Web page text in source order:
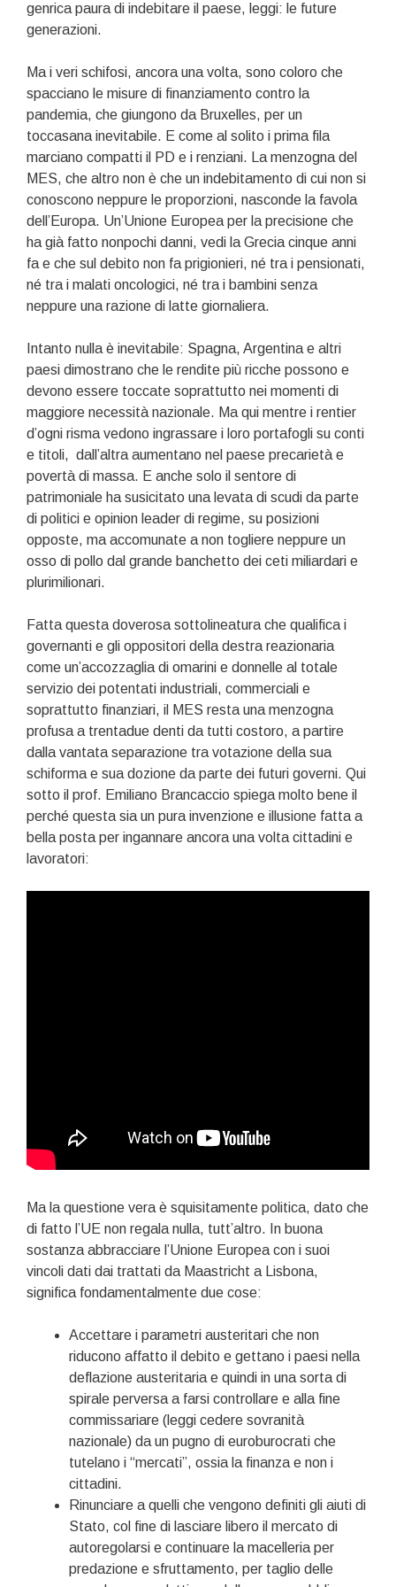
genrica paura di indebitare il paese, leggi: le future
generazioni.
Ma i veri schifosi, ancora una volta, sono coloro che
spacciano le misure di finanziamento contro la
pandemia, che giungono da Bruxelles, per un
toccasana inevitabile. E come al solito i prima fila
marciano compatti il PD e i renziani. La menzogna del
MES, che altro non è che un indebitamento di cui non si
conoscono neppure le proporzioni, nasconde la favola
dell’Europa. Un’Unione Europea per la precisione che
ha già fatto nonpochi danni, vedi la Grecia cinque anni
fa e che sul debito non fa prigionieri, né tra i pensionati,
né tra i malati oncologici, né tra i bambini senza
neppure una razione di latte giornaliera.
Intanto nulla è inevitabile: Spagna, Argentina e altri
paesi dimostrano che le rendite più ricche possono e
devono essere toccate soprattutto nei momenti di
maggiore necessità nazionale. Ma qui mentre i rentier
d’ogni risma vedono ingrassare i loro portafogli su conti
e titoli, dall’altra aumentano nel paese precarietà e
povertà di massa. E anche solo il sentore di
patrimoniale ha susicitato una levata di scudi da parte
di politici e opinion leader di regime, su posizioni
opposte, ma accomunate a non togliere neppure un
osso di pollo dal grande banchetto dei ceti miliardari e
plurimilionari.
Fatta questa doverosa sottolineatura che qualifica i
governanti e gli oppositori della destra reazionaria
come un’accozzaglia di omarini e donnelle al totale
servizio dei potentati industriali, commerciali e
soprattutto finanziari, il MES resta una menzogna
profusa a trentadue denti da tutti costoro, a partire
dalla vantata separazione tra votazione della sua
schiforma e sua dozione da parte dei futuri governi. Qui
sotto il prof. Emiliano Brancaccio spiega molto bene il
perché questa sia un pura invenzione e illusione fatta a
bella posta per ingannare ancora una volta cittadini e
lavoratori:
Ma la questione vera è squisitamente politica, dato che
di fatto l’UE non regala nulla, tutt’altro. In buona
sostanza abbracciare l’Unione Europea con i suoi
vincoli dati dai trattati da Maastricht a Lisbona,
significa fondamentalmente due cose:
Accettare i parametri austeritari che non
riducono affatto il debito e gettano i paesi nella
deflazione austeritaria e quindi in una sorta di
spirale perversa a farsi controllare e alla fine
commissariare (leggi cedere sovranità
nazionale) da un pugno di euroburocrati che
tutelano i “mercati”, ossia la finanza e non i
cittadini.
Rinunciare a quelli che vengono definiti gli aiuti di
Stato, col fine di lasciare libero il mercato di
autoregolarsi e continuare la macelleria per
predazione e sfruttamento, per taglio delle